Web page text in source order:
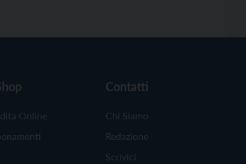
Online
Contatti
Chi Siamo
Redazione
Scrivici